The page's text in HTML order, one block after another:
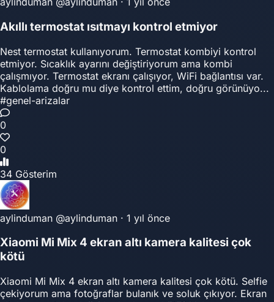
Akıllı termostat ısıtmayı kontrol etmiyor
Nest termostat kullanıyorum. Termostat kombiyi kontrol
etmiyor. Sıcaklık ayarını değiştiriyorum ama kombi
çalışmıyor. Termostat ekranı çalışıyor, WiFi bağlantısı var.
Kablolama doğru mu diye kontrol ettim, doğru görünüyo...
#genel-arizalar
0
0
34 Gösterim
aylinduman @aylinduman · 1 yıl önce
Xiaomi Mi Mix 4 ekran altı kamera kalitesi çok
kötü
Xiaomi Mi Mix 4 ekran altı kamera kalitesi çok kötü. Selfie
çekiyorum ama fotoğraflar bulanık ve soluk çıkıyor. Ekran